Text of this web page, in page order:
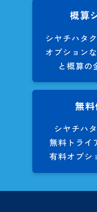
概算
シヤチハタ
オプション
と概算の
無料
シヤチハ
無料トライ
有料オプシ